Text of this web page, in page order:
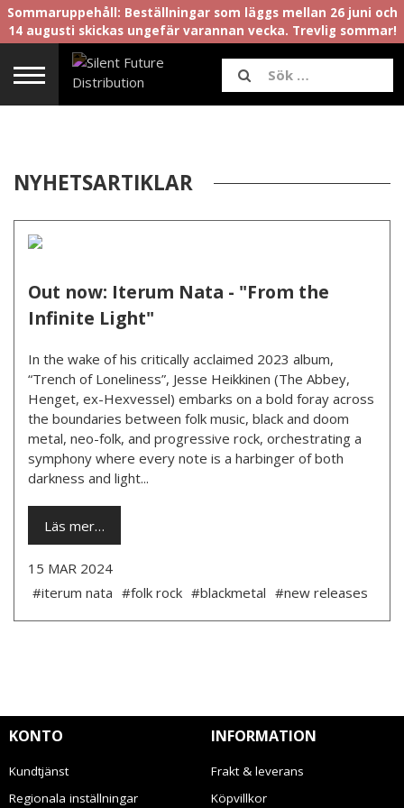
Sommaruppehåll: Beställningar som läggs mellan 26 juni och
14 augusti skickas ungefär varannan vecka. Trevlig sommar!
NYHETSARTIKLAR
Out now: Iterum Nata - "From the
Infinite Light"
In the wake of his critically acclaimed 2023 album,
“Trench of Loneliness”, Jesse Heikkinen (The Abbey,
Henget, ex-Hexvessel) embarks on a bold foray across
the boundaries between folk music, black and doom
metal, neo-folk, and progressive rock, orchestrating a
symphony where every note is a harbinger of both
darkness and light...
Läs mer…
15 MAR 2024
#iterum nata #folk rock #blackmetal #new releases
KONTO
Kundtjänst
Regionala inställningar
INFORMATION
Frakt & leverans
Köpvillkor